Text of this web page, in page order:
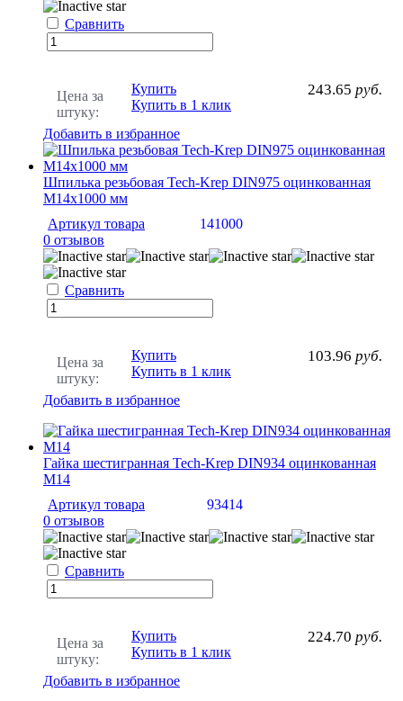
Сравнить
Цена за
штуку:
243.65 руб.
Купить
Купить в 1 клик
Добавить в избранное
Шпилька резьбовая Tech-Krep DIN975 оцинкованная
М14х1000 мм
Артикул товара
141000
0 отзывов
Сравнить
Цена за
штуку:
103.96 руб.
Купить
Купить в 1 клик
Добавить в избранное
Гайка шестигранная Tech-Krep DIN934 оцинкованная
M14
Артикул товара
93414
0 отзывов
Сравнить
Цена за
штуку:
224.70 руб.
Купить
Купить в 1 клик
Добавить в избранное